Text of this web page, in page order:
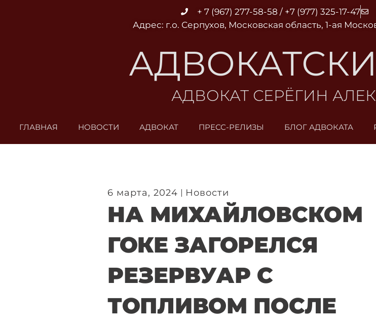
+ 7 (967) 277-58-58 / +7 (977) 325-17-47
Адрес: г.о. Серпухов, Московская область, 1-ая
АДВОКАТ СЕРЁГИН
ГЛАВНАЯ НОВОСТИ АДВОКАТ ПРЕСС-РЕЛИЗЫ БЛОГ АДВОКАТА
6 марта, 2024 Новости
НА МИХАЙЛОВСКОМ
ГОКЕ ЗАГОРЕЛСЯ
РЕЗЕРВУАР С
ТОПЛИВОМ ПОСЛЕ